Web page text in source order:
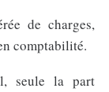
de charges,
comptabilité.
seule la part